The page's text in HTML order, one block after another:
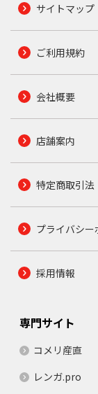
サイトマップ
ご利用規約
会社概要
店舗案内
特定商取引法
プライバシー
採用情報
専門サイト
コメリ産直
レンガ.pro